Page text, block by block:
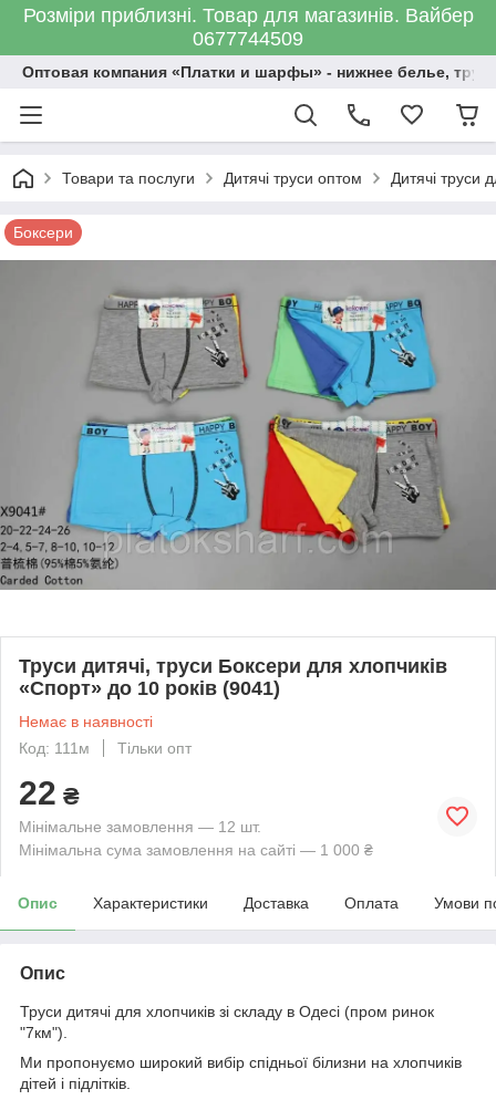
Розміри приблизні. Товар для магазинів. Вайбер
0677744509
Оптовая компания «Платки и шарфы» - нижнее белье,
Товари та послуги Дитячі труси оптом Дитячі труси
Боксери
Труси дитячі, труси Боксери для хлопчиків
«Спорт» до 10 років (9041)
Немає в наявності
Код: 111м
Тільки опт
22 ₴
Мінімальне замовлення — 12 шт.
Мінімальна сума замовлення на сайті — 1 000 ₴
Опис Характеристики Доставка Оплата Умови
Опис
Труси дитячі для хлопчиків зі складу в Одесі (пром ринок
"7км").
Ми пропонуємо широкий вибір спідньої білизни на хлопчиків
дітей і підлітків.